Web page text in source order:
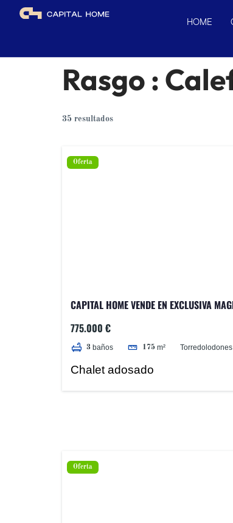
HOME
Rasgo :
35 resultados
Oferta
CAPITAL HOME VENDE EN EXCLUSIVA
775.000 €
3 baños 175 m² Torredolodones
Chalet adosado
Oferta